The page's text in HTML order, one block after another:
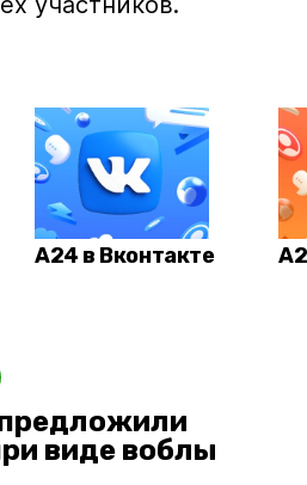
А24 в Вконтакте
виде воблы